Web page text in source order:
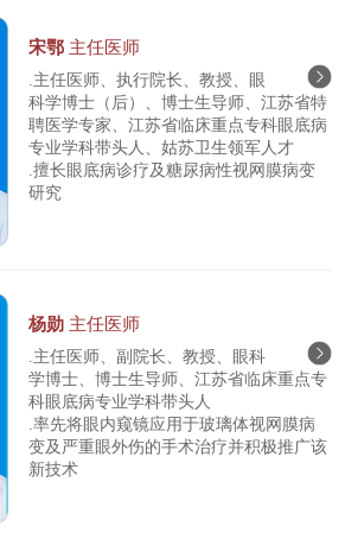
宋鄂 主任医师
.主任医师、执行院长、教授、眼
科学博士（后）、博士生导师、江苏省特
聘医学专家、江苏省临床重点专科眼底病
专业学科带头人、姑苏卫生领军人才
.擅长眼底病诊疗及糖尿病性视网膜病变
研究
杨勋 主任医师
.主任医师、副院长、教授、眼科
学博士、博士生导师、江苏省临床重点专
科眼底病专业学科带头人
.率先将眼内窥镜应用于玻璃体视网膜病
变及严重眼外伤的手术治疗并积极推广该
新技术